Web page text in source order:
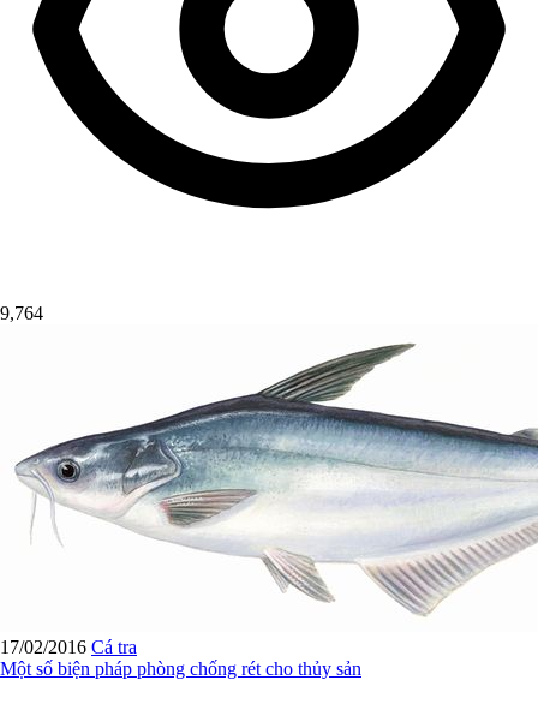
9,764
17/02/2016 Cá tra
Một số biện pháp phòng chống rét cho thủy sản